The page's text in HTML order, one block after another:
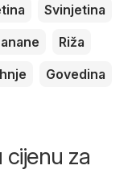
Svinjetina
Riža
Govedina
cijenu za